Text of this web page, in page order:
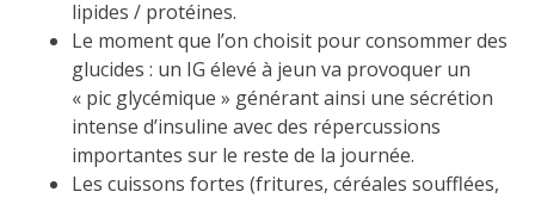
lipides / protéines.
Le moment que l’on choisit pour consommer des
glucides : un IG élevé à jeun va provoquer un
« pic glycémique » générant ainsi une sécrétion
intense d’insuline avec des répercussions
importantes sur le reste de la journée.
Les cuissons fortes (fritures, céréales soufflées,